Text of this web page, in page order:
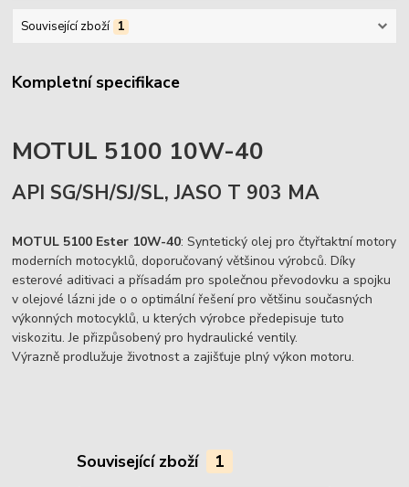
Související zboží 1
Kompletní specifikace
MOTUL 5100 10W-40
API SG/SH/SJ/SL, JASO T 903 MA
MOTUL 5100 Ester 10W-40: Syntetický olej pro čtyřtaktní motory
moderních motocyklů, doporučovaný většinou výrobců. Díky
esterové aditivaci a přísadám pro společnou převodovku a spojku
v olejové lázni jde o o optimální řešení pro většinu současných
výkonných motocyklů, u kterých výrobce předepisuje tuto
viskozitu. Je přizpůsobený pro hydraulické ventily.
Výrazně prodlužuje životnost a zajišťuje plný výkon motoru.
Související zboží 1